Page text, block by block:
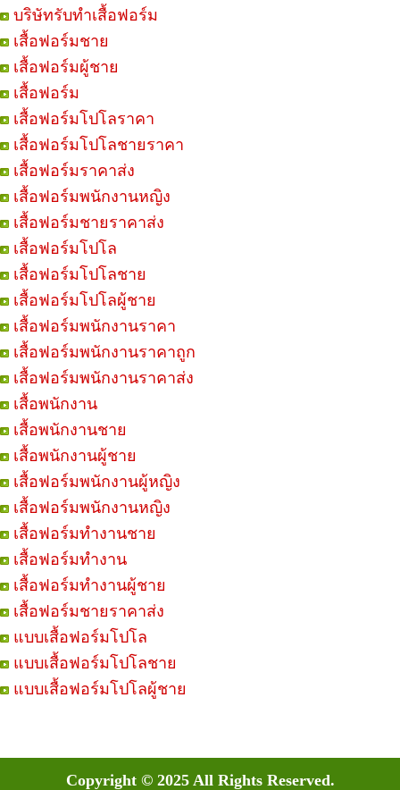
บริษัทรับทำเสื้อฟอร์ม
เสื้อฟอร์มชาย
เสื้อฟอร์มผู้ชาย
เสื้อฟอร์ม
เสื้อฟอร์มโปโลราคา
เสื้อฟอร์มโปโลชายราคา
เสื้อฟอร์มราคาส่ง
เสื้อฟอร์มพนักงานหญิง
เสื้อฟอร์มชายราคาส่ง
เสื้อฟอร์มโปโล
เสื้อฟอร์มโปโลชาย
เสื้อฟอร์มโปโลผู้ชาย
เสื้อฟอร์มพนักงานราคา
เสื้อฟอร์มพนักงานราคาถูก
เสื้อฟอร์มพนักงานราคาส่ง
เสื้อพนักงาน
เสื้อพนักงานชาย
เสื้อพนักงานผู้ชาย
เสื้อฟอร์มพนักงานผู้หญิง
เสื้อฟอร์มพนักงานหญิง
เสื้อฟอร์มทำงานชาย
เสื้อฟอร์มทำงาน
เสื้อฟอร์มทำงานผู้ชาย
เสื้อฟอร์มชายราคาส่ง
แบบเสื้อฟอร์มโปโล
แบบเสื้อฟอร์มโปโลชาย
แบบเสื้อฟอร์มโปโลผู้ชาย
Copyright © 2025 All Rights Reserved.